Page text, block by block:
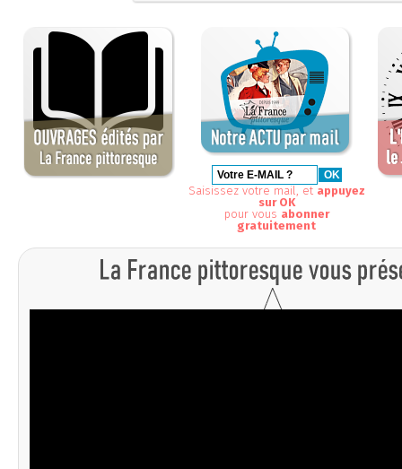
Saisissez votre mail, et appuyez
sur OK
pour vous abonner
gratuitement